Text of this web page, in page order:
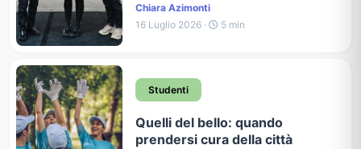
Chiara Azimonti
16 Luglio 2026 ·
5 min
Studenti
Quelli del bello: quando
prendersi cura della città